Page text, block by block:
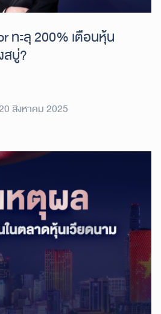
ทะลุ 200% เตือนหุ้น
สบู่?
สิงหาคม 2025